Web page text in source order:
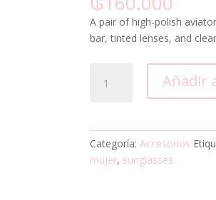
A pair of high-polish
bar, tinted lenses, and
Sunglasses
Añadir
Categoría:Accesorios
mujer, sunglasses